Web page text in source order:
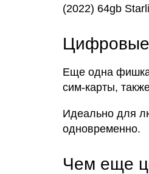
(2022) 64gb
Цифровые
Еще одна фишка
сим-карты,
Идеально для
одновременно.
Чем еще